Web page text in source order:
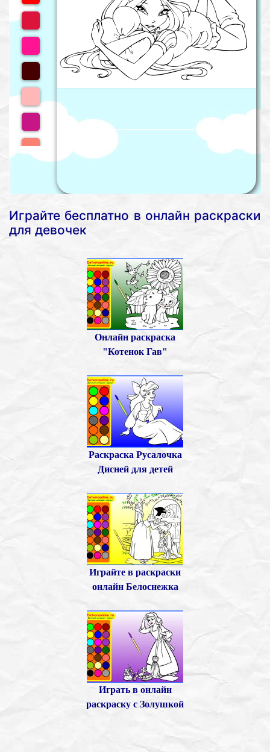
Играйте бесплатно в онлайн раскраски
для девочек
Онлайн раскраска
"Котенок Гав"
Раскраска Русалочка
Дисней для детей
Играйте в раскраски
онлайн Белоснежка
Играть в онлайн
раскраску с Золушкой